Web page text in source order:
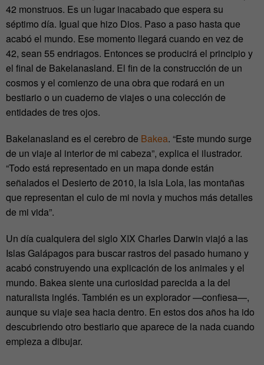
42 monstruos. Es un lugar inacabado que espera su
séptimo día. Igual que hizo Dios. Paso a paso hasta que
acabó el mundo. Ese momento llegará cuando en vez de
42, sean 55 endriagos. Entonces se producirá el principio y
el final de Bakelanasland. El fin de la construcción de un
cosmos y el comienzo de una obra que rodará en un
bestiario o un cuaderno de viajes o una colección de
entidades de tres ojos.
Bakelanasland es el cerebro de Bakea. “Este mundo surge
de un viaje al interior de mi cabeza”, explica el ilustrador.
“Todo está representado en un mapa donde están
señalados el Desierto de 2010, la isla Lola, las montañas
que representan el culo de mi novia y muchos más detalles
de mi vida”.
Un día cualquiera del siglo XIX Charles Darwin viajó a las
Islas Galápagos para buscar rastros del pasado humano y
acabó construyendo una explicación de los animales y el
mundo. Bakea siente una curiosidad parecida a la del
naturalista inglés. También es un explorador —confiesa—,
aunque su viaje sea hacia dentro. En estos dos años ha ido
descubriendo otro bestiario que aparece de la nada cuando
empieza a dibujar.